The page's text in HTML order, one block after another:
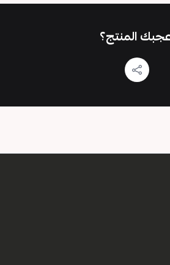
المنتج؟